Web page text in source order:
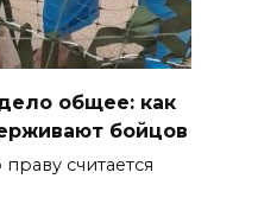
общее: как
бойцов
считается